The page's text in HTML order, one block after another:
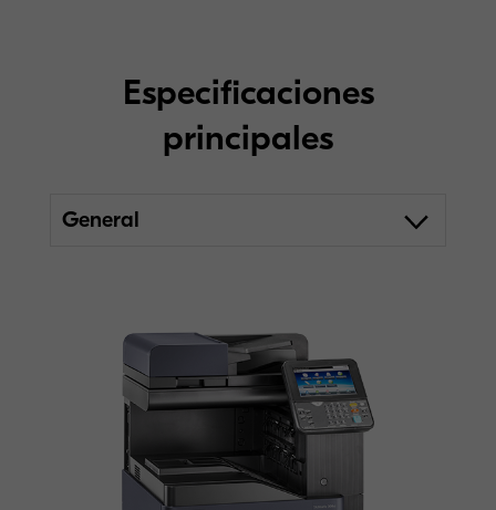
Especificaciones
principales
General